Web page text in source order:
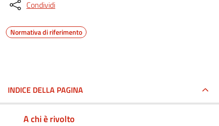
Condividi
Normativa di riferimento
INDICE DELLA PAGINA
A chi è rivolto